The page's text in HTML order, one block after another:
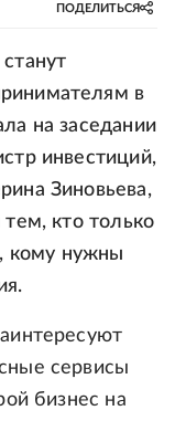
ПОДЕЛИТЬСЯ
в
на заседании
инвестиций,
Зиновьева,
кто только
кому нужны
сервисы
бизнес на